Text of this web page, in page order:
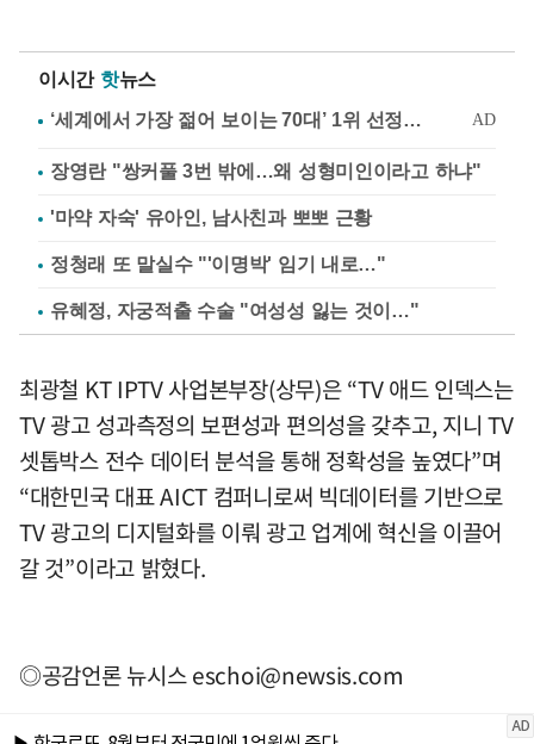
이시간 핫뉴스
장영란 "쌍커풀 3번 밖에…왜 성형미인이라고 하냐"
'마약 자숙' 유아인, 남사친과 뽀뽀 근황
정청래 또 말실수 "'이명박' 임기 내로…"
유혜정, 자궁적출 수술 "여성성 잃는 것이…"
최광철 KT IPTV 사업본부장(상무)은 “TV 애드 인덱스는
TV 광고 성과측정의 보편성과 편의성을 갖추고, 지니 TV
셋톱박스 전수 데이터 분석을 통해 정확성을 높였다”며
“대한민국 대표 AICT 컴퍼니로써 빅데이터를 기반으로
TV 광고의 디지털화를 이뤄 광고 업계에 혁신을 이끌어
갈 것”이라고 밝혔다.
◎공감언론 뉴시스eschoi@newsis.com